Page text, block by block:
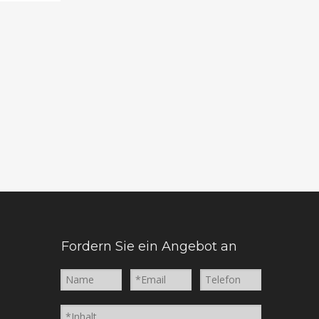
Fordern Sie ein Angebot an